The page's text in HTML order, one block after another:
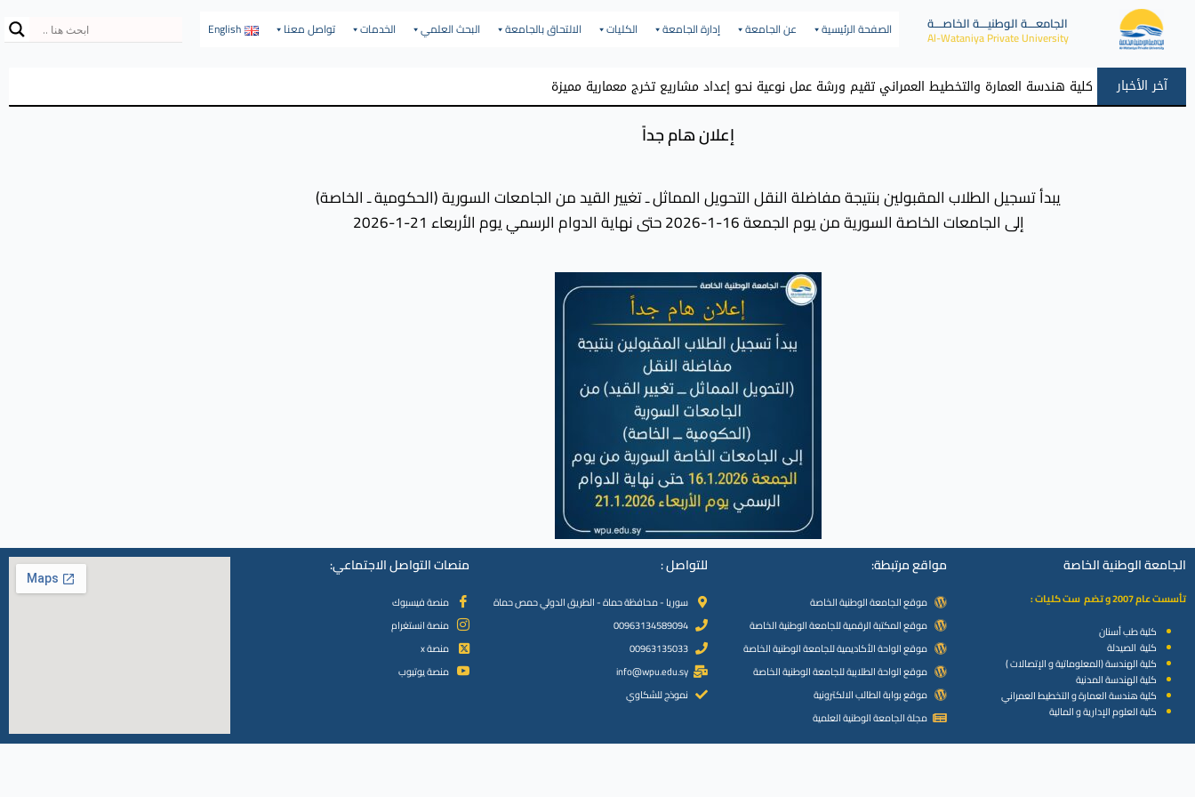
الجامعـــة الوطنيـــة الخاصـــة
Al-Wataniya Private University الصفحة الرئيسية عن الجامعة إدارة الجامعة الكليات الالتحاق بالجامعة البحث العلمي الخدمات تواصل معنا English
آخر الأخبار كلية هندسة العمارة والتخطيط العمراني تقيم ورشة عمل نوعية نحو إعداد مشاريع تخرج معمارية مميزة
إعلان هام جداً
يبدأ تسجيل الطلاب المقبولين بنتيجة مفاضلة النقل التحويل المماثل ـ تغيير القيد من الجامعات السورية (الحكومية ـ الخاصة)
إلى الجامعات الخاصة السورية من يوم الجمعة 16-1-2026 حتى نهاية الدوام الرسمي يوم الأربعاء 21-1-2026
الجامعة الوطنية الخاصة
تأسست عام 2007 و تضم ست كليات :
كلية طب أسنان
كلية الصيدلة
كلية الهندسة (المعلوماتية و الإتصالات )
كلية الهندسة المدنية
كلية هندسة العمارة و التخطيط العمراني
كلية العلوم الإدارية و المالية
مواقع مرتبطة:
موقع الجامعة الوطنية الخاصة
موقع المكتبة الرقمية للجامعة الوطنية الخاصة
موقع الواحة الأكاديمية للجامعة الوطنية الخاصة
موقع الواحة الطلابية للجامعة الوطنية الخاصة
موقع بوابة الطالب الالكترونية
مجلة الجامعة الوطنية العلمية
للتواصل :
سوريا - محافظة حماة - الطريق الدولي حمص حماة
00963134589094
00963135033
info@wpu.edu.sy
نموذج للشكاوي
منصات التواصل الاجتماعي:
منصة فيسبوك
منصة انستغرام
منصة x
منصة يوتيوب